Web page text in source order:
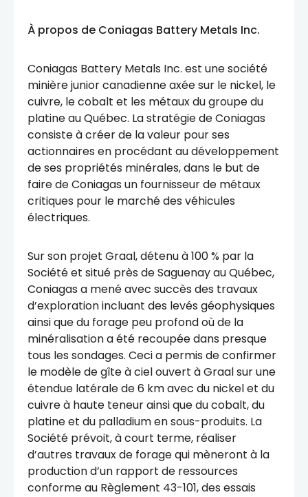
À propos de Coniagas Battery Metals Inc.
Coniagas Battery Metals Inc. est une société
minière junior canadienne axée sur le nickel, le
cuivre, le cobalt et les métaux du groupe du
platine au Québec. La stratégie de Coniagas
consiste à créer de la valeur pour ses
actionnaires en procédant au développement
de ses propriétés minérales, dans le but de
faire de Coniagas un fournisseur de métaux
critiques pour le marché des véhicules
électriques.
Sur son projet Graal, détenu à 100 % par la
Société et situé près de Saguenay au Québec,
Coniagas a mené avec succès des travaux
d’exploration incluant des levés géophysiques
ainsi que du forage peu profond où de la
minéralisation a été recoupée dans presque
tous les sondages. Ceci a permis de confirmer
le modèle de gîte à ciel ouvert à Graal sur une
étendue latérale de 6 km avec du nickel et du
cuivre à haute teneur ainsi que du cobalt, du
platine et du palladium en sous-produits. La
Société prévoit, à court terme, réaliser
d’autres travaux de forage qui mèneront à la
production d’un rapport de ressources
conforme au Règlement 43-101, des essais